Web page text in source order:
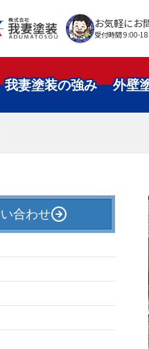
お気軽にお
受付時間 9:00-
我妻塗装の強み 外壁
合わせ